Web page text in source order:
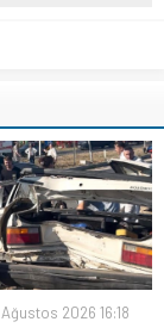
2026 16:18